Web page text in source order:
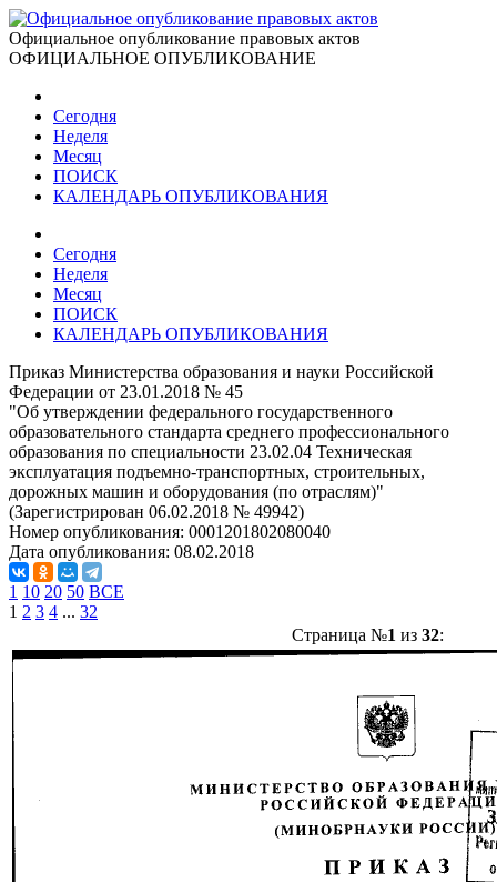
Официальное опубликование правовых актов
ОФИЦИАЛЬНОЕ ОПУБЛИКОВАНИЕ
Сегодня
Неделя
Месяц
ПОИСК
КАЛЕНДАРЬ ОПУБЛИКОВАНИЯ
Сегодня
Неделя
Месяц
ПОИСК
КАЛЕНДАРЬ ОПУБЛИКОВАНИЯ
Приказ Министерства образования и науки Российской
Федерации от 23.01.2018 № 45
"Об утверждении федерального государственного
образовательного стандарта среднего профессионального
образования по специальности 23.02.04 Техническая
эксплуатация подъемно-транспортных, строительных,
дорожных машин и оборудования (по отраслям)"
(Зарегистрирован 06.02.2018 № 49942)
Номер опубликования: 0001201802080040
Дата опубликования: 08.02.2018
1 10 20 50 ВСЕ
1 2 3 4 ... 32
Страница №1 из 32: